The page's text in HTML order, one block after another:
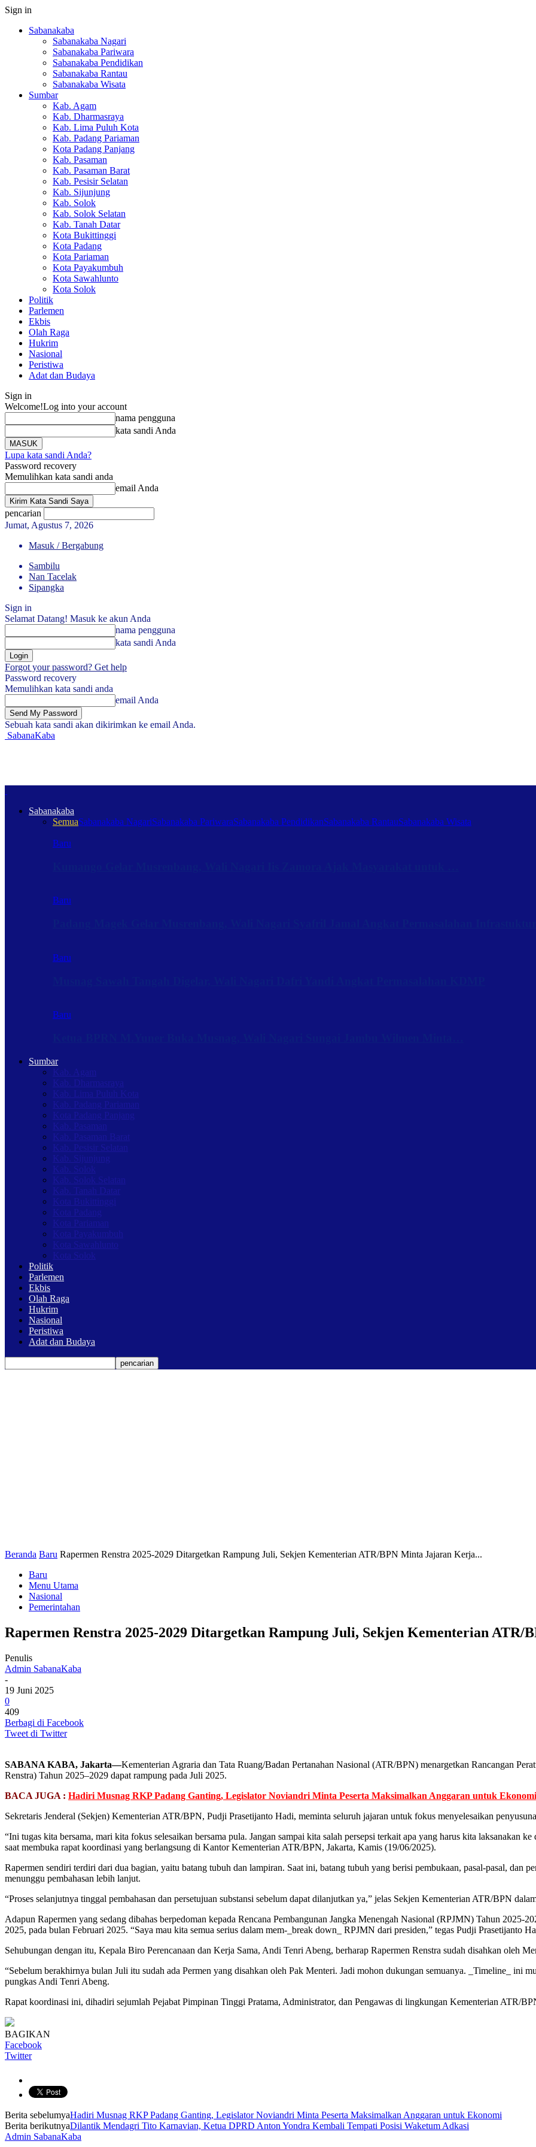
Sign in
Sabanakaba
Sabanakaba Nagari
Sabanakaba Pariwara
Sabanakaba Pendidikan
Sabanakaba Rantau
Sabanakaba Wisata
Sumbar
Kab. Agam
Kab. Dharmasraya
Kab. Lima Puluh Kota
Kab. Padang Pariaman
Kota Padang Panjang
Kab. Pasaman
Kab. Pasaman Barat
Kab. Pesisir Selatan
Kab. Sijunjung
Kab. Solok
Kab. Solok Selatan
Kab. Tanah Datar
Kota Bukittinggi
Kota Padang
Kota Pariaman
Kota Payakumbuh
Kota Sawahlunto
Kota Solok
Politik
Parlemen
Ekbis
Olah Raga
Hukrim
Nasional
Peristiwa
Adat dan Budaya
Sign in
Welcome!Log into your account
nama pengguna
kata sandi Anda
Lupa kata sandi Anda?
Password recovery
Memulihkan kata sandi anda
email Anda
pencarian
Jumat, Agustus 7, 2026
Masuk / Bergabung
Sambilu
Nan Tacelak
Sipangka
Sign in
Selamat Datang! Masuk ke akun Anda
nama pengguna
kata sandi Anda
Forgot your password? Get help
Password recovery
Memulihkan kata sandi anda
email Anda
Sebuah kata sandi akan dikirimkan ke email Anda.
SabanaKaba
Sabanakaba
SemuaSabanakaba NagariSabanakaba PariwaraSabanakaba PendidikanSabanakaba RantauSabanakaba Wisata
Baru
Baru
Baru
Baru
Sumbar
Kab. Agam
Kab. Dharmasraya
Kab. Lima Puluh Kota
Kab. Padang Pariaman
Kota Padang Panjang
Kab. Pasaman
Kab. Pasaman Barat
Kab. Pesisir Selatan
Kab. Sijunjung
Kab. Solok
Kab. Solok Selatan
Kab. Tanah Datar
Kota Bukittinggi
Kota Padang
Kota Pariaman
Kota Payakumbuh
Kota Sawahlunto
Kota Solok
Politik
Parlemen
Ekbis
Olah Raga
Hukrim
Nasional
Peristiwa
Adat dan Budaya
Beranda Baru Rapermen Renstra 2025-2029 Ditargetkan Rampung Juli, Sekjen Kementerian ATR/BPN Minta Jajaran Kerja...
Baru
Menu Utama
Nasional
Pemerintahan
Rapermen Renstra 2025-2029 Ditargetkan Rampung Juli, Sekjen Kementerian
Penulis
Admin SabanaKaba
-
19 Juni 2025
0
409
Berbagi di Facebook
Tweet di Twitter
SABANA KABA, Jakarta—Kementerian Agraria dan Tata Ruang/Badan Pertanahan Nasional (ATR/BPN) menargetkan Rancangan
Renstra) Tahun 2025–2029 dapat rampung pada Juli 2025.
BACA JUGA : Hadiri Musnag RKP Padang Ganting, Legislator Noviandri Minta Peserta Maksimalkan Anggaran untuk Ekonomi
Sekretaris Jenderal (Sekjen) Kementerian ATR/BPN, Pudji Prasetijanto Hadi, meminta seluruh jajaran untuk fokus menyelesaikan
“Ini tugas kita bersama, mari kita fokus selesaikan bersama pula. Jangan sampai kita salah persepsi terkait apa yang harus kita laksanakan
saat membuka rapat koordinasi yang berlangsung di Kantor Kementerian ATR/BPN, Jakarta, Kamis (19/06/2025).
Rapermen sendiri terdiri dari dua bagian, yaitu batang tubuh dan lampiran. Saat ini, batang tubuh yang berisi pembukaan, pasal-pasal, dan
menunggu pembahasan lebih lanjut.
“Proses selanjutnya tinggal pembahasan dan persetujuan substansi sebelum dapat dilanjutkan ya,” jelas Sekjen Kementerian ATR/BPN
Adapun Rapermen yang sedang dibahas berpedoman kepada Rencana Pembangunan Jangka Menengah Nasional (RPJMN) Tahun 2025-
2025, pada bulan Februari 2025. “Saya mau kita semua serius dalam mem-_break down_ RPJMN dari presiden,” tegas Pudji Prasetijanto
Sehubungan dengan itu, Kepala Biro Perencanaan dan Kerja Sama, Andi Tenri Abeng, berharap Rapermen Renstra sudah disahkan oleh
“Sebelum berakhirnya bulan Juli itu sudah ada Permen yang disahkan oleh Pak Menteri. Jadi mohon dukungan semuanya. _Timeline_ ini
pungkas Andi Tenri Abeng.
Rapat koordinasi ini, dihadiri sejumlah Pejabat Pimpinan Tinggi Pratama, Administrator, dan Pengawas di lingkungan Kementerian ATR/
BAGIKAN
Facebook
Twitter
Berita sebelumyaHadiri Musnag RKP Padang Ganting, Legislator Noviandri Minta Peserta Maksimalkan Anggaran untuk Ekonomi
Berita berikutnyaDilantik Mendagri Tito Karnavian, Ketua DPRD Anton Yondra Kembali Tempati Posisi Waketum Adkasi
Admin SabanaKaba